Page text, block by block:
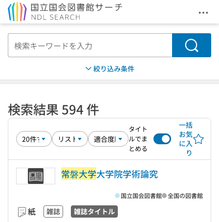
メ
検索
絞り込み条件
検索結果 594 件
タイト
ルでま
とめる
一括
お気
に入
り
常磐大学大学院学術論究
紙 雑誌 雑誌タイトル
国立国会図書館 全国の図書館